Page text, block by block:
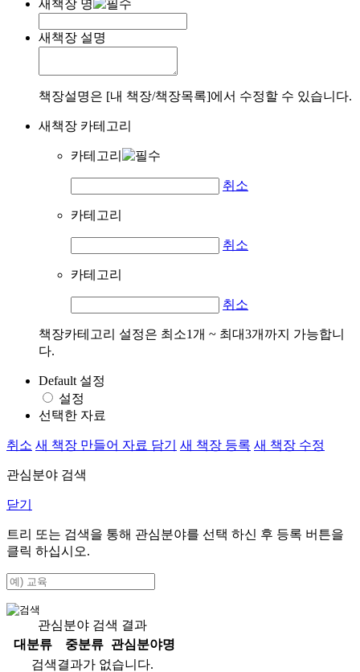
새책장 명
새책장 설명
책장설명은 [내 책장/책장목록]에서 수정할 수 있습니다.
새책장 카테고리
카테고리
취소
카테고리
취소
카테고리
취소
책장카테고리 설정은 최소1개 ~ 최대3개까지 가능합니
다.
Default 설정
설정
선택한 자료
취소 새 책장 만들어 자료 담기 새 책장 등록 새 책장 수정
관심분야 검색
닫기
트리 또는 검색을 통해 관심분야를 선택 하신 후 등록 버튼을
클릭 하십시오.
관심분야 검색 결과
대분류
중분류
관심분야명
검색결과가 없습니다.